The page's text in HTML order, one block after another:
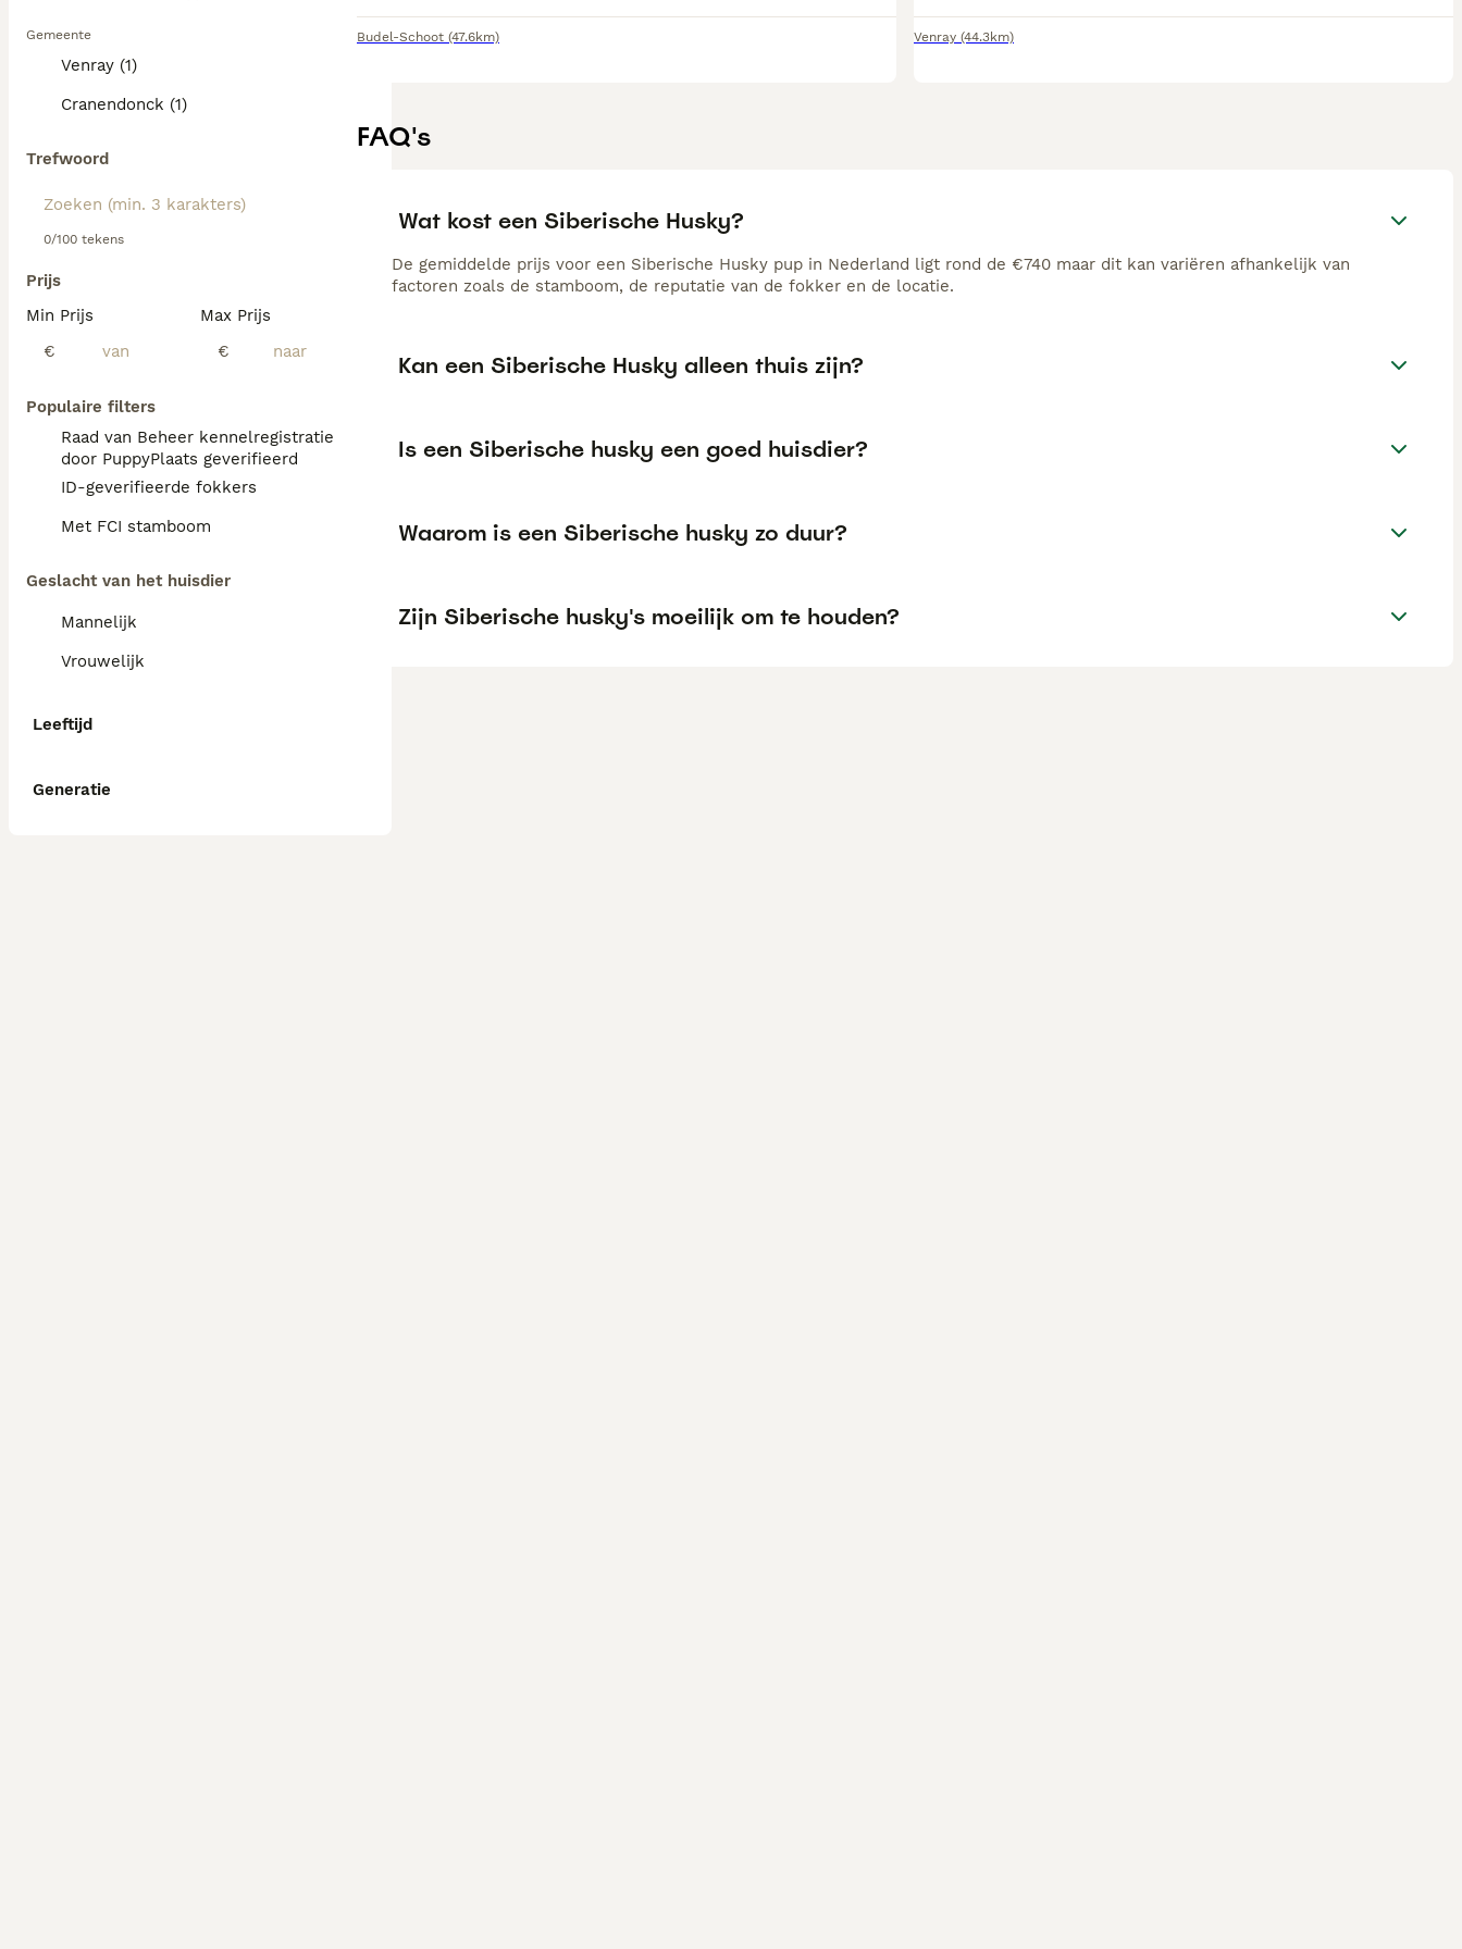
Gemeente
Venray (1)
Cranendonck (1)
Trefwoord
0/100 tekens
Prijs
Min Prijs
€
Max Prijs
€
Populaire filters
Raad van Beheer kennelregistratie
door PuppyPlaats geverifieerd
ID-geverifieerde fokkers
Met FCI stamboom
Geslacht van het huisdier
Mannelijk
Vrouwelijk
Leeftijd
Generatie
Budel-Schoot (47.6km) Venray (44.3km)
FAQ's
Wat kost een Siberische Husky?
De gemiddelde prijs voor een Siberische Husky pup in Nederland ligt rond de €740 maar dit kan variëren afhankelijk van
factoren zoals de stamboom, de reputatie van de fokker en de locatie.
Kan een Siberische Husky alleen thuis zijn?
Is een Siberische husky een goed huisdier?
Waarom is een Siberische husky zo duur?
Zijn Siberische husky's moeilijk om te houden?